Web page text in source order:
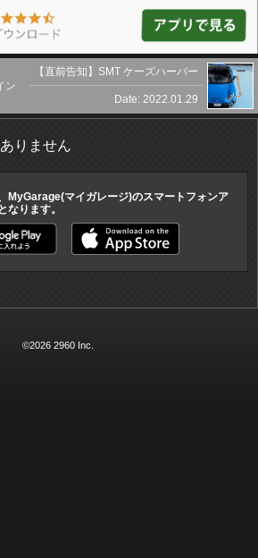
ン
【直前告知】SMT ケーズハーバー
Date: 2022.01.29
りません
MyGarage(マイガレージ)のスマートフォンア
なります。
©2026 2960 Inc.